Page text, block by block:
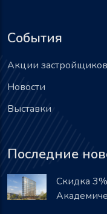
События
Акции застройщиков
Новости
Выставки
Последние
Скидка